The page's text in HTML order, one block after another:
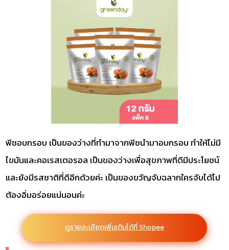
พีชอบกรอบ เป็นของว่างที่ทำมาจากพีชนำมาอบกรอบ ทำให้ไม่มี
ไขมันและคอเรสเตอรอล เป็นของว่างเพื่อสุขภาพที่ดีมีประโยชน์
และยังมีรสชาติที่ดีอีกด้วยค่ะ เป็นของขวัญจับฉลากใครจับได้ไป
ต้องอิ่มอร่อยแน่นอนค่ะ
ดูรายละเอียดเพิ่มเติมได้ที่ Shopee